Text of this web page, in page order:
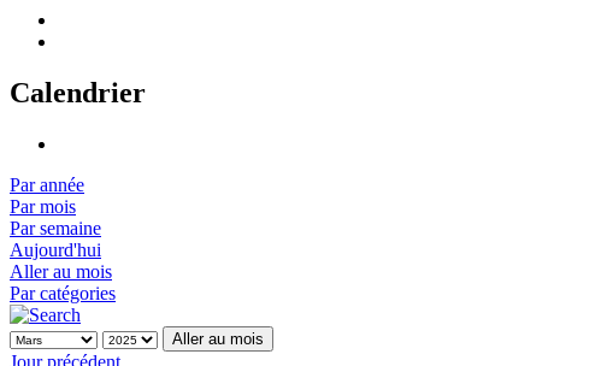
Calendrier
Par année
Par mois
Par semaine
Aujourd'hui
Aller au mois
Par catégories
Aller au mois
Jour précédent